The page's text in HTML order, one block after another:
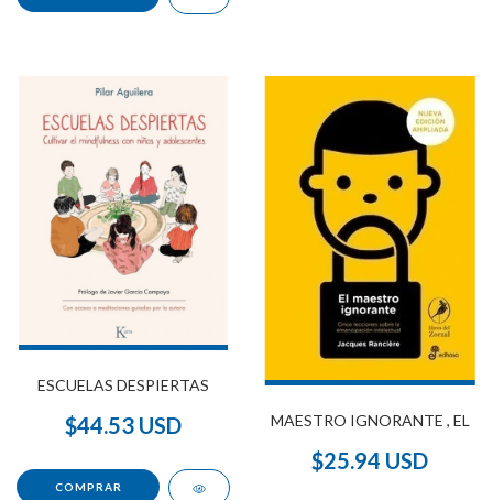
ESCUELAS DESPIERTAS
$44.53 USD MAESTRO IGNORANTE , EL
$25.94 USD